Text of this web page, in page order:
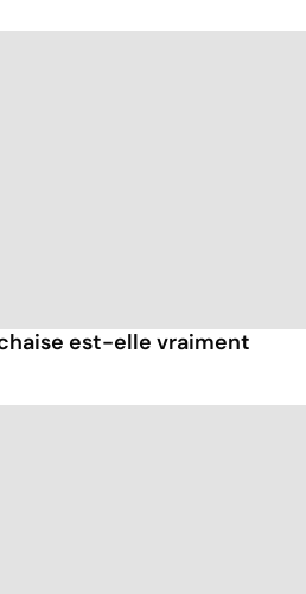
est-elle vraiment